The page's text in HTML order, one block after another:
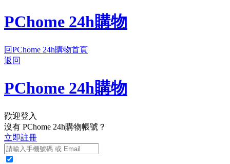
PChome 24h購物
回PChome 24h購物首頁
返回
PChome 24h購物
歡迎登入
沒有 PChome 24h購物帳號？
立即註冊